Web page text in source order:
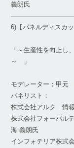
義朗氏
6)【パネルディスカッ
「～生産性を向上し
～ 」
モデレーター：甲元
パネリスト：
株式会社アルク 情
株式会社フォーバ
海 義朗氏
インフォテリア株